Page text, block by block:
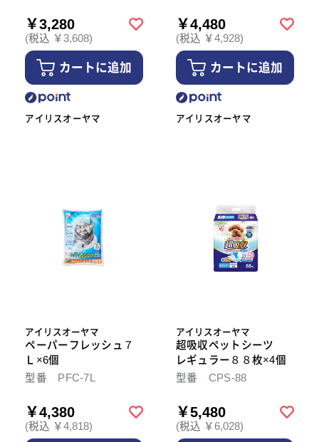
￥3,280
(税込 ￥3,608)
カートに追加
アイリスオーヤマ
￥4,480
(税込 ￥4,928)
カートに追加
アイリスオーヤマ
アイリスオーヤマ
ペーパーフレッシュ７
Ｌ×6個
型番 PFC-7L
￥4,380
(税込 ￥4,818)
アイリスオーヤマ
超吸収ペットシーツ
レギュラー８８枚×4個
型番 CPS-88
￥5,480
(税込 ￥6,028)